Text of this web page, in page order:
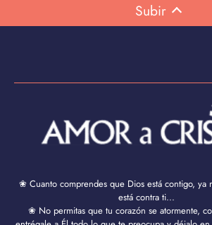
Subir
❀ Cuanto comprendes que Dios está contigo, ya
está contra ti...
❀ No permitas que tu corazón se atormente,